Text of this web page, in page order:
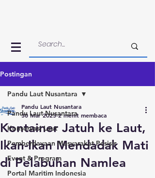
Postingan
Pandu Laut Nusantara
Konservasi Laut
Pemberdayaan Masyarakat Pesisir
Event & Program
Portal Maritim Indonesia
Pandu Laut Nusantara
Kontainer Jatuh ke Laut,
Ikan-Ikan Mendadak Mati
di Pelabuhan Namlea
Pandu Laut Nusantara
30 Mar 2023 2 menit membaca